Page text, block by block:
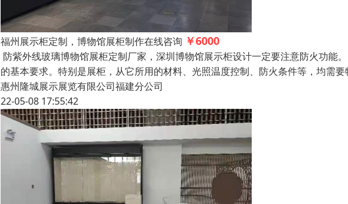
福州展示柜定制，博物馆展柜制作在线咨询 ￥6000
防紫外线玻璃博物馆展柜定制厂家，深圳博物馆展示柜设计一定要注意防火功能
的基本要求。特别是展柜，从它所用的材料、光照温度控制、防火条件等，均需
惠州隆城展示展览有限公司福建分公司
22-05-08 17:55:42